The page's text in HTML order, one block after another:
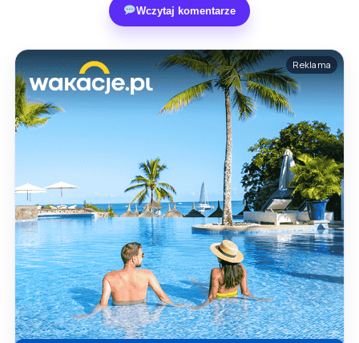
Wczytaj komentarze
Reklama